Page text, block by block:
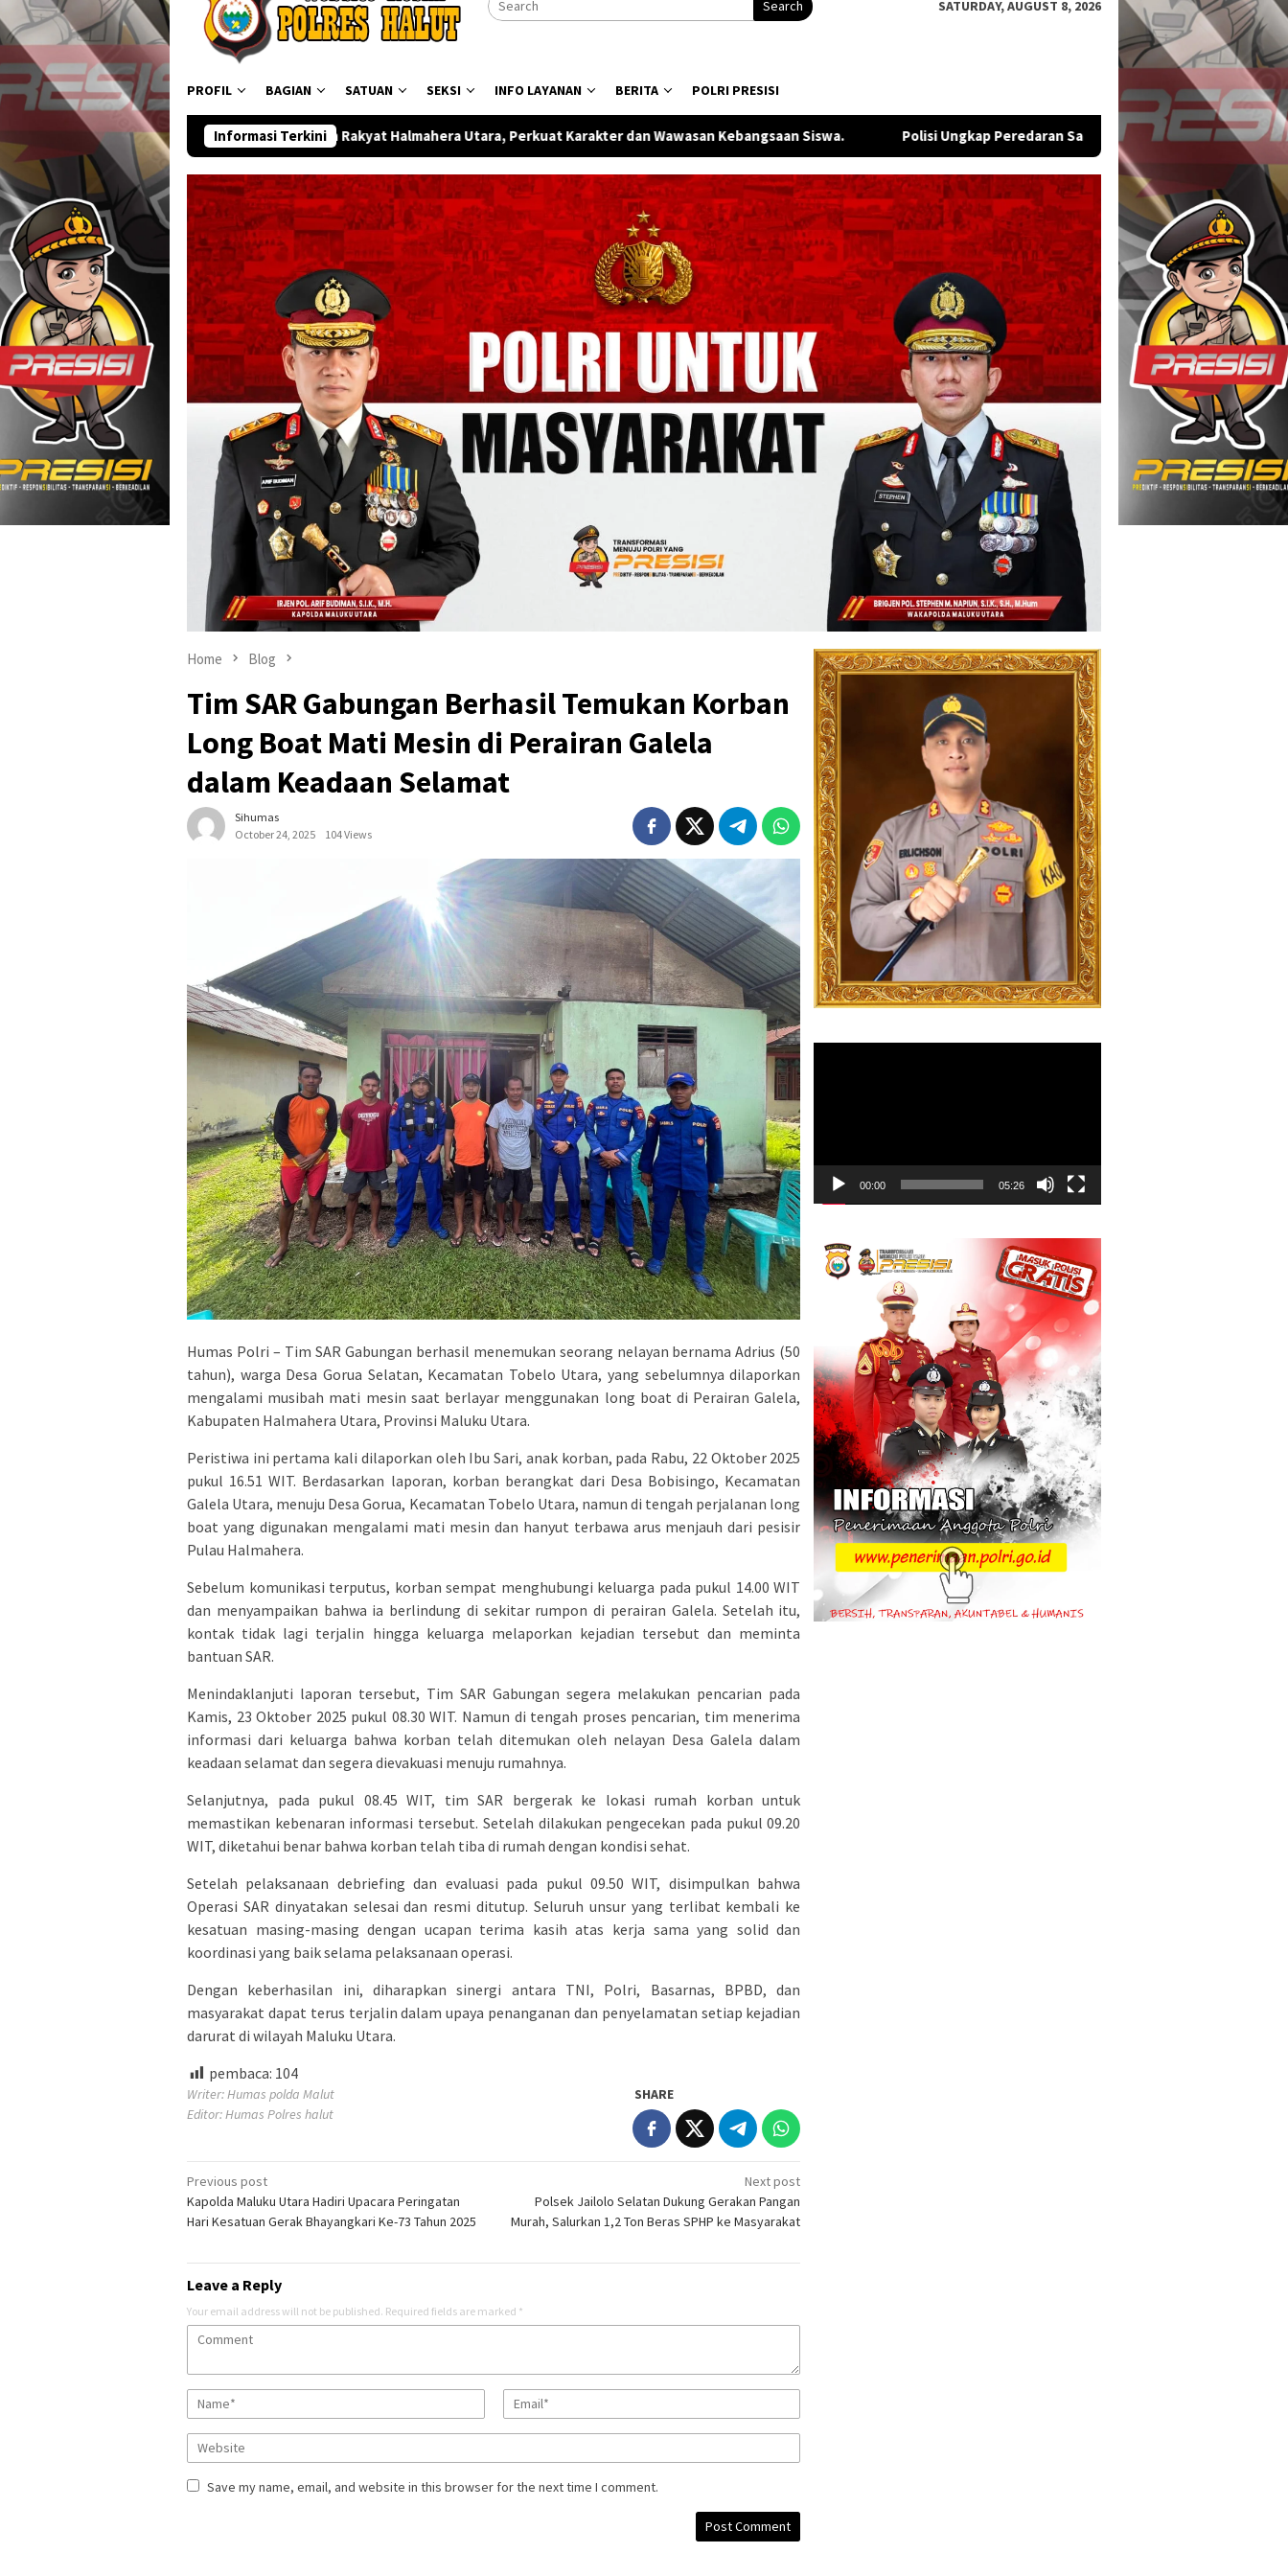
Search SATURDAY, AUGUST 8, 2026
PROFIL BAGIAN SATUAN SEKSI INFO LAYANAN BERITA POLRI PRESISI
Informasi Terkini
Taruna Bhakti di Sekolah Rakyat Halmahera Utara, Perkuat Karakter dan Wawasan Kebangsaan Siswa. Polisi Ungkap Peredaran Sabu di Ternate Utara, Pria 35 Tahun Diamankan
Home Blog
Tim SAR Gabungan Berhasil Temukan Korban
Long Boat Mati Mesin di Perairan Galela
dalam Keadaan Selamat
Sihumas
October 24, 2025
104 Views
Humas Polri – Tim SAR Gabungan berhasil menemukan seorang nelayan bernama Adrius (50
tahun), warga Desa Gorua Selatan, Kecamatan Tobelo Utara, yang sebelumnya dilaporkan
mengalami musibah mati mesin saat berlayar menggunakan long boat di Perairan Galela,
Kabupaten Halmahera Utara, Provinsi Maluku Utara.
Peristiwa ini pertama kali dilaporkan oleh Ibu Sari, anak korban, pada Rabu, 22 Oktober 2025
pukul 16.51 WIT. Berdasarkan laporan, korban berangkat dari Desa Bobisingo, Kecamatan
Galela Utara, menuju Desa Gorua, Kecamatan Tobelo Utara, namun di tengah perjalanan long
boat yang digunakan mengalami mati mesin dan hanyut terbawa arus menjauh dari pesisir
Pulau Halmahera.
Sebelum komunikasi terputus, korban sempat menghubungi keluarga pada pukul 14.00 WIT
dan menyampaikan bahwa ia berlindung di sekitar rumpon di perairan Galela. Setelah itu,
kontak tidak lagi terjalin hingga keluarga melaporkan kejadian tersebut dan meminta
bantuan SAR.
Menindaklanjuti laporan tersebut, Tim SAR Gabungan segera melakukan pencarian pada
Kamis, 23 Oktober 2025 pukul 08.30 WIT. Namun di tengah proses pencarian, tim menerima
informasi dari keluarga bahwa korban telah ditemukan oleh nelayan Desa Galela dalam
keadaan selamat dan segera dievakuasi menuju rumahnya.
Selanjutnya, pada pukul 08.45 WIT, tim SAR bergerak ke lokasi rumah korban untuk
memastikan kebenaran informasi tersebut. Setelah dilakukan pengecekan pada pukul 09.20
WIT, diketahui benar bahwa korban telah tiba di rumah dengan kondisi sehat.
Setelah pelaksanaan debriefing dan evaluasi pada pukul 09.50 WIT, disimpulkan bahwa
Operasi SAR dinyatakan selesai dan resmi ditutup. Seluruh unsur yang terlibat kembali ke
kesatuan masing-masing dengan ucapan terima kasih atas kerja sama yang solid dan
koordinasi yang baik selama pelaksanaan operasi.
Dengan keberhasilan ini, diharapkan sinergi antara TNI, Polri, Basarnas, BPBD, dan
masyarakat dapat terus terjalin dalam upaya penanganan dan penyelamatan setiap kejadian
darurat di wilayah Maluku Utara.
pembaca: 104
Writer: Humas polda Malut
Editor: Humas Polres halut
SHARE
Post
navigation
Previous post
Kapolda Maluku Utara Hadiri Upacara Peringatan
Hari Kesatuan Gerak Bhayangkari Ke-73 Tahun 2025
Next post
Polsek Jailolo Selatan Dukung Gerakan Pangan
Murah, Salurkan 1,2 Ton Beras SPHP ke Masyarakat
Leave a Reply
Your email address will not be published. Required fields are marked *
Save my name, email, and website in this browser for the next time I comment.
00:00 05:26